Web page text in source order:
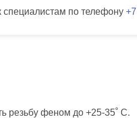
по телефону 7
резьбу феном до +25-35˚ С.